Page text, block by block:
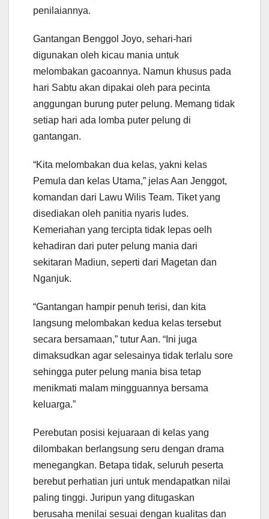
penilaiannya.
Gantangan Benggol Joyo, sehari-hari
digunakan oleh kicau mania untuk
melombakan gacoannya. Namun khusus pada
hari Sabtu akan dipakai oleh para pecinta
anggungan burung puter pelung. Memang tidak
setiap hari ada lomba puter pelung di
gantangan.
“Kita melombakan dua kelas, yakni kelas
Pemula dan kelas Utama,” jelas Aan Jenggot,
komandan dari Lawu Wilis Team. Tiket yang
disediakan oleh panitia nyaris ludes.
Kemeriahan yang tercipta tidak lepas oelh
kehadiran dari puter pelung mania dari
sekitaran Madiun, seperti dari Magetan dan
Nganjuk.
“Gantangan hampir penuh terisi, dan kita
langsung melombakan kedua kelas tersebut
secara bersamaan,” tutur Aan. “Ini juga
dimaksudkan agar selesainya tidak terlalu sore
sehingga puter pelung mania bisa tetap
menikmati malam mingguannya bersama
keluarga.”
Perebutan posisi kejuaraan di kelas yang
dilombakan berlangsung seru dengan drama
menegangkan. Betapa tidak, seluruh peserta
berebut perhatian juri untuk mendapatkan nilai
paling tinggi. Juripun yang ditugaskan
berusaha menilai sesuai dengan kualitas dan